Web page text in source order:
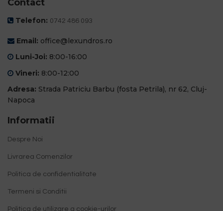
Contact
Telefon: 0742 486 093
Email: office@lexundros.ro
Luni-Joi: 8:00-16:00
Vineri: 8:00-12:00
Adresa: Strada Patriciu Barbu (fosta Petrila), nr 62, Cluj-
Napoca
Informatii
Despre Noi
Livrarea Comenzilor
Politica de confidentialitate
Termeni si Conditii
Politica de utilizare a cookie-urilor